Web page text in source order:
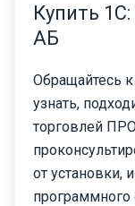
Купить
АБ
Обращайтесь
узнать,
торговлей
от установки,